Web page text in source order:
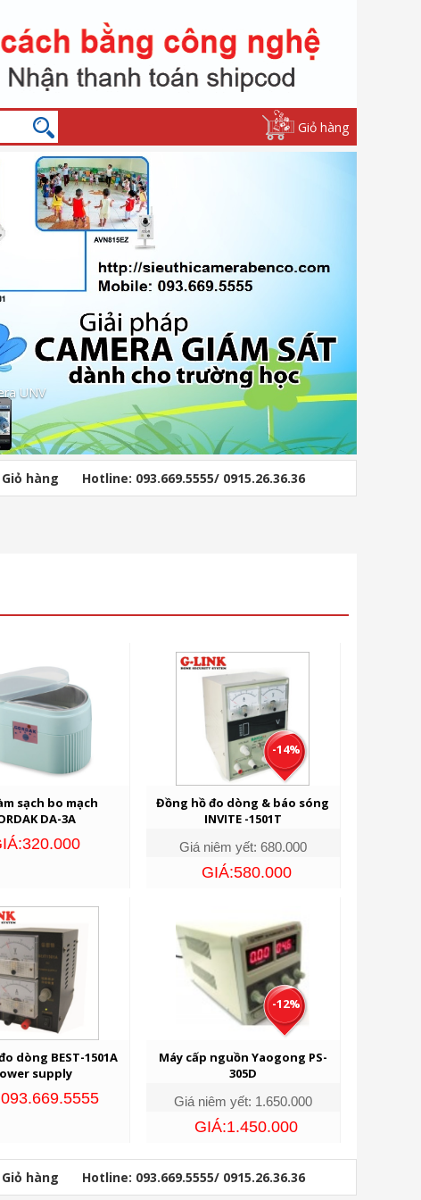
Giỏ hàng
UNV
Giỏ hàng Hotline: 093.669.5555/ 0915.26.36.36
sạch bo mạch
DA-3A
-14%
Đồng hồ đo dòng & báo sóng
INVITE -1501T
Giá niêm yết: 680.000
GIÁ:580.000
dòng BEST-1501A
supply
-12%
Máy cấp nguồn Yaogong PS-
305D
Giá niêm yết: 1.650.000
GIÁ:1.450.000
Giỏ hàng Hotline: 093.669.5555/ 0915.26.36.36